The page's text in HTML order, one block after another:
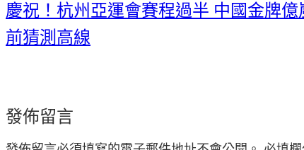
慶祝！杭州亞運會賽程過半 中國金牌
前猜測高線
發佈留言